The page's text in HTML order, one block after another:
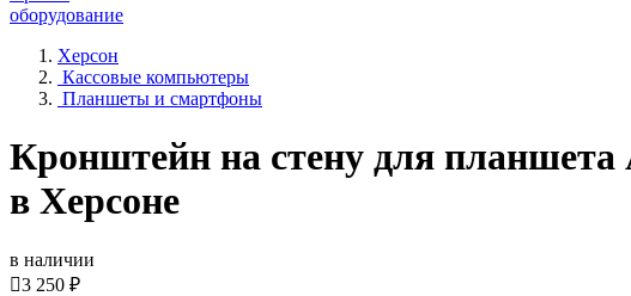
оборудование
Херсон
Кассовые компьютеры
Планшеты и смартфоны
Кронштейн на стену для
в Херсоне
в наличии
3 250 ₽